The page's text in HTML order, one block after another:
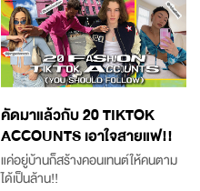
คัดมาแล้วกับ 20 TIKTOK
ACCOUNTS เอาใจสายแฟ!!
แค่อยู่บ้านก็สร้างคอนเทนต์ให้คนตาม
ได้เป็นล้าน!!